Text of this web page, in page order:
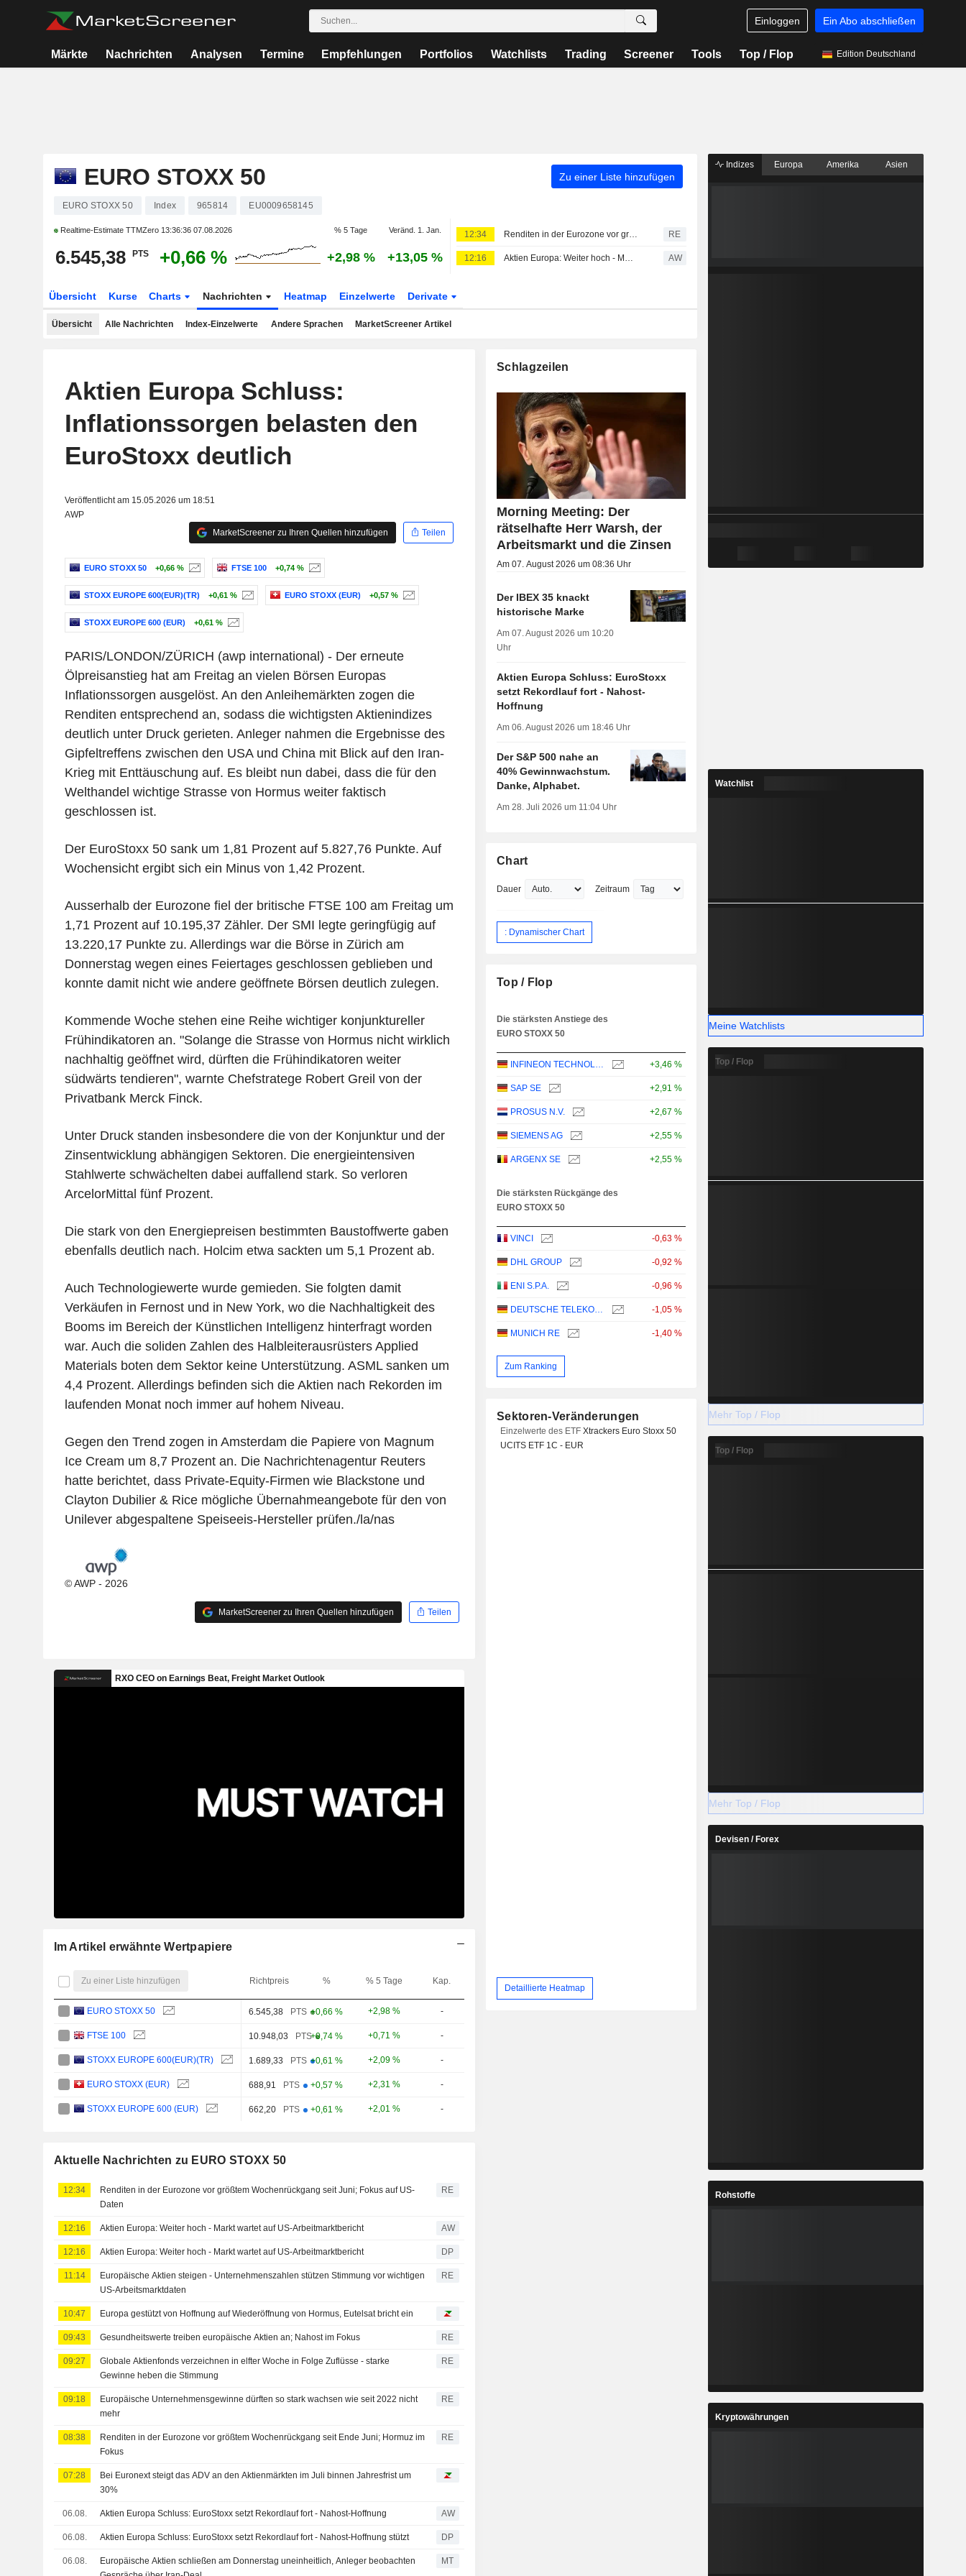
Einloggen Ein Abo abschließen
Märkte Nachrichten Analysen Termine Empfehlungen Portfolios Watchlists Trading Screener Tools Top / Flop Edition Deutschland
EURO STOXX 50 Zu einer Liste hinzufügen
EURO STOXX 50 Index 965814 EU0009658145
Realtime-Estimate TTMZero 13:36:36 07.08.2026 % 5 Tage Veränd. 1. Jan.
6.545,38 PTS +0,66 % +2,98 % +13,05 %
12:34 Renditen in der Eurozone vor größtem Wochenrückgang seit Juni; Fokus auf US-Daten RE
12:16 Aktien Europa: Weiter hoch - Markt wartet auf US-Arbeitmarktbericht AW
Übersicht Kurse Charts Nachrichten Heatmap Einzelwerte Derivate
Übersicht Alle Nachrichten Index-Einzelwerte Andere Sprachen MarketScreener Artikel
Aktien Europa Schluss:
Inflationssorgen belasten den
EuroStoxx deutlich
Veröffentlicht am 15.05.2026 um 18:51
AWP
MarketScreener zu Ihren Quellen hinzufügen
Teilen
EURO STOXX 50 +0,66 % FTSE 100 +0,74 %
STOXX EUROPE 600(EUR)(TR) +0,61 % EURO STOXX (EUR) +0,57 %
STOXX EUROPE 600 (EUR) +0,61 %
PARIS/LONDON/ZÜRICH (awp international) - Der erneute
Ölpreisanstieg hat am Freitag an vielen Börsen Europas
Inflationssorgen ausgelöst. An den Anleihemärkten zogen die
Renditen entsprechend an, sodass die wichtigsten Aktienindizes
deutlich unter Druck gerieten. Anleger nahmen die Ergebnisse des
Gipfeltreffens zwischen den USA und China mit Blick auf den Iran-
Krieg mit Enttäuschung auf. Es bleibt nun dabei, dass die für den
Welthandel wichtige Strasse von Hormus weiter faktisch
geschlossen ist.
Der EuroStoxx 50 sank um 1,81 Prozent auf 5.827,76 Punkte. Auf
Wochensicht ergibt sich ein Minus von 1,42 Prozent.
Ausserhalb der Eurozone fiel der britische FTSE 100 am Freitag um
1,71 Prozent auf 10.195,37 Zähler. Der SMI legte geringfügig auf
13.220,17 Punkte zu. Allerdings war die Börse in Zürich am
Donnerstag wegen eines Feiertages geschlossen geblieben und
konnte damit nicht wie andere geöffnete Börsen deutlich zulegen.
Kommende Woche stehen eine Reihe wichtiger konjunktureller
Frühindikatoren an. "Solange die Strasse von Hormus nicht wirklich
nachhaltig geöffnet wird, dürften die Frühindikatoren weiter
südwärts tendieren", warnte Chefstratege Robert Greil von der
Privatbank Merck Finck.
Unter Druck standen insbesondere die von der Konjunktur und der
Zinsentwicklung abhängigen Sektoren. Die energieintensiven
Stahlwerte schwächelten dabei auffallend stark. So verloren
ArcelorMittal fünf Prozent.
Die stark von den Energiepreisen bestimmten Baustoffwerte gaben
ebenfalls deutlich nach. Holcim etwa sackten um 5,1 Prozent ab.
Auch Technologiewerte wurde gemieden. Sie folgten damit
Verkäufen in Fernost und in New York, wo die Nachhaltigkeit des
Booms im Bereich der Künstlichen Intelligenz hinterfragt worden
war. Auch die soliden Zahlen des Halbleiterausrüsters Applied
Materials boten dem Sektor keine Unterstützung. ASML sanken um
4,4 Prozent. Allerdings befinden sich die Aktien nach Rekorden im
laufenden Monat noch immer auf hohem Niveau.
Gegen den Trend zogen in Amsterdam die Papiere von Magnum
Ice Cream um 8,7 Prozent an. Die Nachrichtenagentur Reuters
hatte berichtet, dass Private-Equity-Firmen wie Blackstone und
Clayton Dubilier & Rice mögliche Übernahmeangebote für den von
Unilever abgespaltene Speiseeis-Hersteller prüfen./la/nas
© AWP - 2026
MarketScreener zu Ihren Quellen hinzufügen Teilen
Im Artikel erwähnte Wertpapiere
Zu einer Liste hinzufügen Richtpreis % % 5 Tage Kap.
EURO STOXX 50 6.545,38 PTS +0,66 % +2,98 % -
FTSE 100 10.948,03 PTS+0,74 % +0,71 % -
STOXX EUROPE 600(EUR)(TR) 1.689,33 PTS +0,61 % +2,09 % -
EURO STOXX (EUR) 688,91 PTS +0,57 % +2,31 % -
STOXX EUROPE 600 (EUR) 662,20 PTS +0,61 % +2,01 % -
Aktuelle Nachrichten zu EURO STOXX 50
12:34
Renditen in der Eurozone vor größtem Wochenrückgang seit Juni; Fokus auf US-
Daten
RE
12:16 Aktien Europa: Weiter hoch - Markt wartet auf US-Arbeitmarktbericht AW
12:16 Aktien Europa: Weiter hoch - Markt wartet auf US-Arbeitmarktbericht DP
11:14
Europäische Aktien steigen - Unternehmenszahlen stützen Stimmung vor wichtigen
US-Arbeitsmarktdaten
RE
10:47 Europa gestützt von Hoffnung auf Wiederöffnung von Hormus, Eutelsat bricht ein
09:43 Gesundheitswerte treiben europäische Aktien an; Nahost im Fokus RE
09:27
Globale Aktienfonds verzeichnen in elfter Woche in Folge Zuflüsse - starke
Gewinne heben die Stimmung
RE
09:18
Europäische Unternehmensgewinne dürften so stark wachsen wie seit 2022 nicht
mehr
RE
08:38
Renditen in der Eurozone vor größtem Wochenrückgang seit Ende Juni; Hormuz im
Fokus
RE
07:28
Bei Euronext steigt das ADV an den Aktienmärkten im Juli binnen Jahresfrist um
30%
06.08. Aktien Europa Schluss: EuroStoxx setzt Rekordlauf fort - Nahost-Hoffnung AW
06.08. Aktien Europa Schluss: EuroStoxx setzt Rekordlauf fort - Nahost-Hoffnung stützt DP
06.08.
Europäische Aktien schließen am Donnerstag uneinheitlich, Anleger beobachten
MT
Schlagzeilen
Morning Meeting: Der
rätselhafte Herr Warsh, der
Arbeitsmarkt und die Zinsen
Am 07. August 2026 um 08:36 Uhr
Der IBEX 35 knackt
historische Marke
Am 07. August 2026 um 10:20
Uhr
Aktien Europa Schluss: EuroStoxx
setzt Rekordlauf fort - Nahost-
Hoffnung
Am 06. August 2026 um 18:46 Uhr
Der S&P 500 nahe an
40% Gewinnwachstum.
Danke, Alphabet.
Am 28. Juli 2026 um 11:04 Uhr
Chart
Dauer Zeitraum
: Dynamischer Chart
Top / Flop
Die stärksten Anstiege des
EURO STOXX 50
INFINEON TECHNOLOGIES AG +3,46 %
SAP SE +2,91 %
PROSUS N.V. +2,67 %
SIEMENS AG +2,55 %
ARGENX SE +2,55 %
Die stärksten Rückgänge des
EURO STOXX 50
VINCI -0,63 %
DHL GROUP -0,92 %
ENI S.P.A. -0,96 %
DEUTSCHE TELEKOM AG -1,05 %
MUNICH RE -1,40 %
Zum Ranking
Sektoren-Veränderungen
Einzelwerte des ETFXtrackers Euro Stoxx 50
UCITS ETF 1C - EUR
Detaillierte Heatmap
Indizes Europa Amerika Asien
Watchlist
Meine Watchlists
Top / Flop
Mehr Top / Flop
Top / Flop
Mehr Top / Flop
Devisen / Forex
Rohstoffe
Kryptowährungen